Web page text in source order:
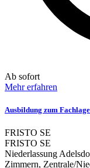
Ab sofort
Mehr erfahren
Ausbildung zum
FRISTO SE
FRISTO SE
Niederlassung
Zimmern, Zentrale/